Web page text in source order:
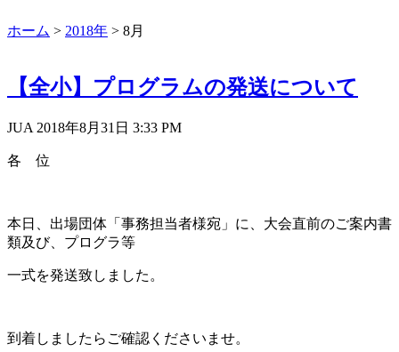
ホーム > 2018年 > 8月
【全小】プログラムの発送について
JUA 2018年8月31日 3:33 PM
各 位
本日、出場団体「事務担当者様宛」に、大会直前のご案内書
類及び、プログラ等
一式を発送致しました。
到着しましたらご確認くださいませ。